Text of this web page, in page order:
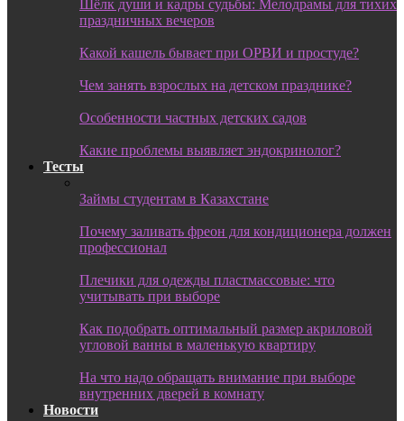
Шёлк души и кадры судьбы: Мелодрамы для тихих
праздничных вечеров
Какой кашель бывает при ОРВИ и простуде?
Чем занять взрослых на детском празднике?
Особенности частных детских садов
Какие проблемы выявляет эндокринолог?
Тесты
Займы студентам в Казахстане
Почему заливать фреон для кондиционера должен
профессионал
Плечики для одежды пластмассовые: что
учитывать при выборе
Как подобрать оптимальный размер акриловой
угловой ванны в маленькую квартиру
На что надо обращать внимание при выборе
внутренних дверей в комнату
Новости